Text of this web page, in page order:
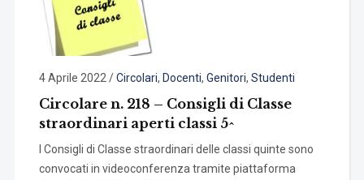
4 Aprile 2022 /Circolari, Docenti, Genitori, Studenti
Circolare n. 218 – Consigli di Classe
straordinari aperti classi 5^
I Consigli di Classe straordinari delle classi quinte sono
convocati in videoconferenza tramite piattaforma